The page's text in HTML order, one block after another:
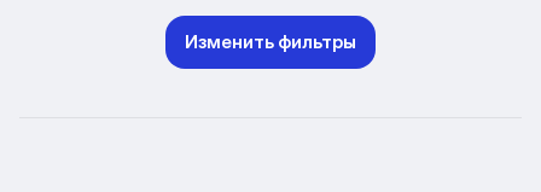
Изменить фильтры